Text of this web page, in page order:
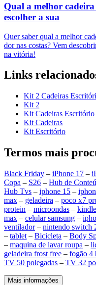
Qual a melhor
escolher a sua
Quer saber qual a melhor
dor nas costas? Vem
na vitória!
Links
Kit 2 Cadeiras
Kit 2
Kit Cadeiras Escritório
Kit Cadeiras
Kit Escritório
Termos mais
Black Friday – iPhone 17 –
Copa – S26 – Hub de
Hub Tvs – iphone 15 –
max – geladeira – poco x7
protein – microondas – kindle
max – celular samsung –
ventilador– nintendo switch
– tablet – Bicicleta – Body
– maquina de lavar roupa –
geladeira frost free – fogão 4
TV 50 polegadas – TV 32
Mais informações